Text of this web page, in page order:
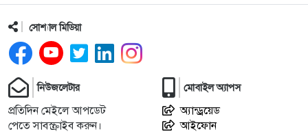
শিশু রায়য়ানের পাশে দাড়ালেন আলফা, অন্যদেরও এগিয়ে
আসার আহবান
১২
প্লাস্টিকের পানির ট্যাংক বিতরণ, কতটা টেকসই সমাধান? ||
১৩
সোশ্যাল মিডিয়া
নিউজলেটার
প্রতিদিন মেইলে আপডেট
পেতে সাবস্ক্রাইব করুন।
মোবাইল অ্যাপস
অ্যান্ড্রয়েড
আইফোন